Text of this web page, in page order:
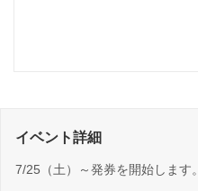
イベント詳細
7/25（土）～発券を開始します。